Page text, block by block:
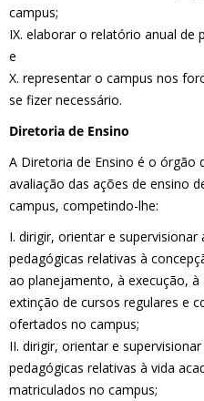
campus;
IX. elaborar o relatório anual de
e
X. representar o campus nos
se fizer necessário.
Diretoria de Ensino
A Diretoria de Ensino é o órgão
avaliação das ações de ensino
campus, competindo-lhe:
I. dirigir, orientar e
pedagógicas relativas à
ao planejamento, à execução,
extinção de cursos regulares e
ofertados no campus;
II. dirigir, orientar e
pedagógicas relativas à vida
matriculados no campus;